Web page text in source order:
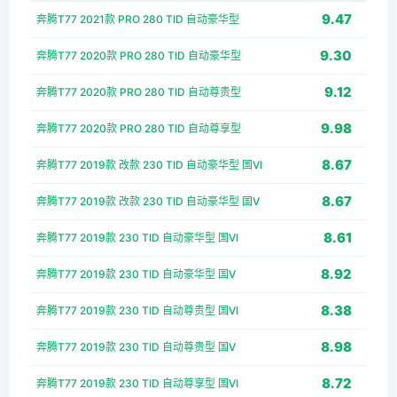
奔腾T77 2021款 PRO 280 TID 自动豪华型 9.47
奔腾T77 2020款 PRO 280 TID 自动豪华型 9.30
奔腾T77 2020款 PRO 280 TID 自动尊贵型 9.12
奔腾T77 2020款 PRO 280 TID 自动尊享型 9.98
奔腾T77 2019款 改款 230 TID 自动豪华型 国VI 8.67
奔腾T77 2019款 改款 230 TID 自动豪华型 国V 8.67
奔腾T77 2019款 230 TID 自动豪华型 国VI 8.61
奔腾T77 2019款 230 TID 自动豪华型 国V 8.92
奔腾T77 2019款 230 TID 自动尊贵型 国VI 8.38
奔腾T77 2019款 230 TID 自动尊贵型 国V 8.98
奔腾T77 2019款 230 TID 自动尊享型 国VI 8.72